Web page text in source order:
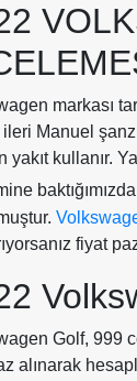
markası
Manuel
yakıt kullanır.
fiyat
Golf, 999
alınarak